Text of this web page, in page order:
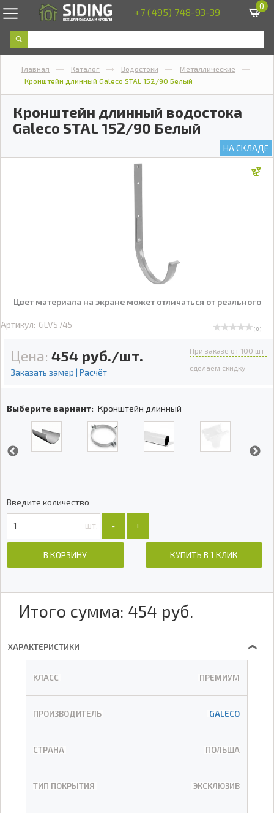
+7 (495) 748-93-39 0
Главная Каталог Водостоки
Металлические
Кронштейн длинный Galeco STAL 152/90 Белый
Кронштейн длинный водостока
Galeco STAL 152/90 Белый
НА СКЛАДЕ
Цвет материала на экране может отличаться от реального
Артикул: GLVS745 ( 0 )
Цена: 454 руб./шт.
Заказать замер | Расчёт
При заказе от 100 шт
сделаем скидку
Выберите вариант: Кронштейн длинный
Введите количество
шт. +
-
В КОРЗИНУ КУПИТЬ В 1 КЛИК
Итого сумма: 454 руб.
ХАРАКТЕРИСТИКИ ❯
КЛАСС ПРЕМИУМ
ПРОИЗВОДИТЕЛЬ GALECO
СТРАНА ПОЛЬША
ТИП ПОКРЫТИЯ ЭКСКЛЮЗИВ